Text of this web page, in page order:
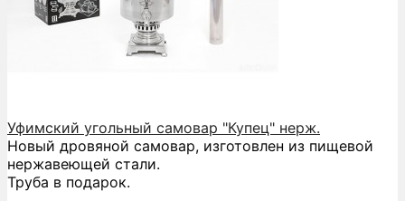
Уфимский угольный самовар "Купец" нерж.
Новый дровяной самовар, изготовлен из пищевой
нержавеющей стали.
Труба в подарок.